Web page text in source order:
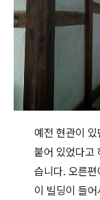
예전 현관이 있
붙어 있었다고
습니다. 오른
이 빌딩이 들